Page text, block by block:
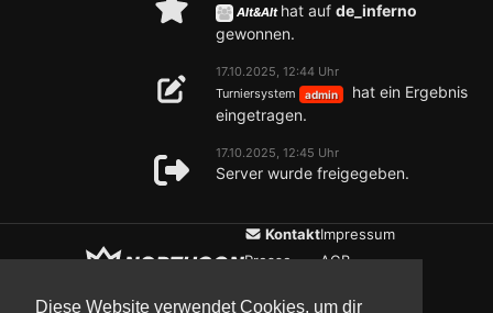
Diese Website verwendet Cookies, um dir
Alt&Alt hat auf de_inferno
gewonnen.
17.10.2025, 12:44 Uhr
Turniersystem
admin
hat ein Ergebnis
eingetragen.
17.10.2025, 12:45 Uhr
Server wurde freigegeben.
Kontakt
Presse
Impressum
AGB